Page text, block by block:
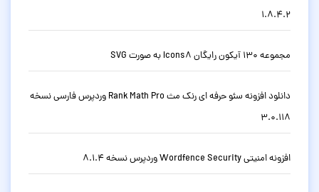
1.8.4.2
مجموعه 130 آیکون رایگان Icons8 به صورت SVG
دانلود افزونه سئو حرفه ای رنک مث Rank Math Pro وردپرس فارسی نسخه
3.0.118
افزونه امنیتی Wordfence Security وردپرس نسخه 8.1.4